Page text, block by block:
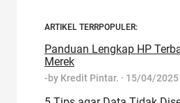
ARTIKEL TERRPOPULER:
Panduan Lengkap HP
Merek
-by Kredit Pintar. · 15/04/2025